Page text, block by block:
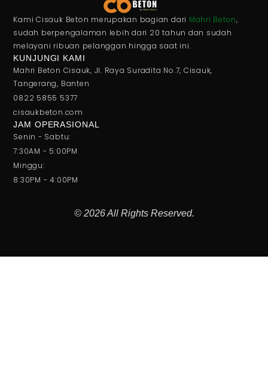
Kami Cisauk Beton merupakan bagian dari Mahri Beton,
sudah berpengalaman lebih dari 20 tahun dan sudah
melayani ribuan pelanggan hingga saat ini.
KUNJUNGI KAMI
Mahri Beton Cisauk, Jl. Raya Suradita No.7, Cisauk,
Tangerang, Banten
0822 5855 5377
cisaukbeton.com
JAM OPERASIONAL
Senin - Sabtu:
7:30AM - 5:00PM
Minggu:
8:30PM - 4:00PM
© 2026 All Rights Reserved.